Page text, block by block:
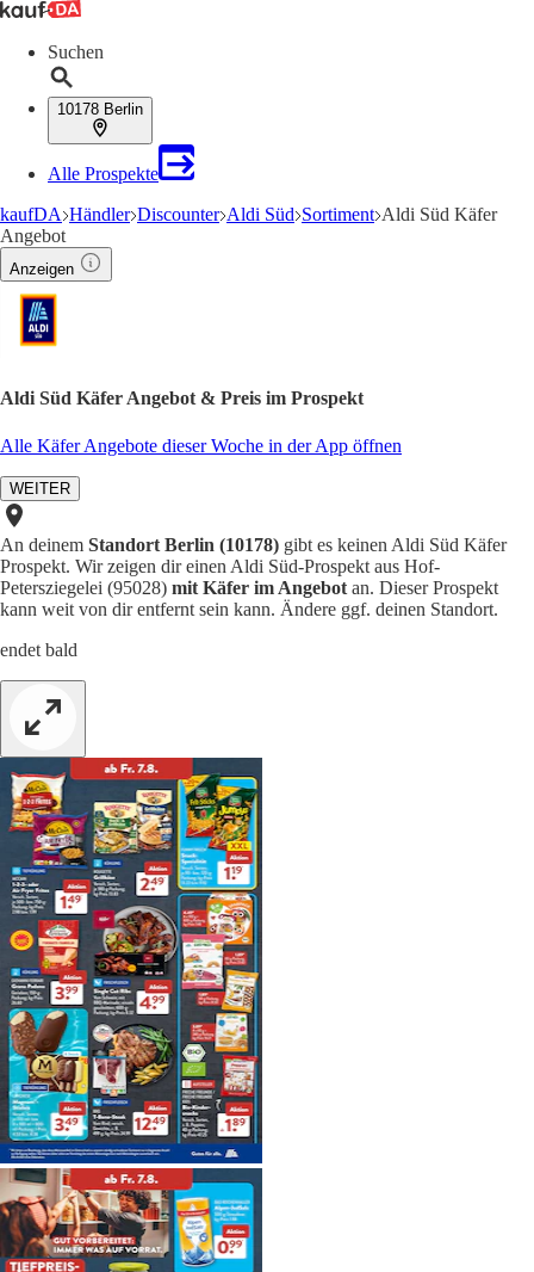
Suchen
10178 Berlin
Alle Prospekte
kaufDA Händler Discounter Aldi Süd Sortiment Aldi Süd Käfer
Angebot
Anzeigen
Aldi Süd Käfer Angebot & Preis im Prospekt
Alle Käfer Angebote dieser Woche in der App öffnen
WEITER
An deinem Standort Berlin (10178) gibt es keinen Aldi Süd Käfer
Prospekt. Wir zeigen dir einen Aldi Süd-Prospekt aus Hof-
Petersziegelei (95028) mit Käfer im Angebot an. Dieser Prospekt
kann weit von dir entfernt sein kann. Ändere ggf. deinen Standort.
endet bald